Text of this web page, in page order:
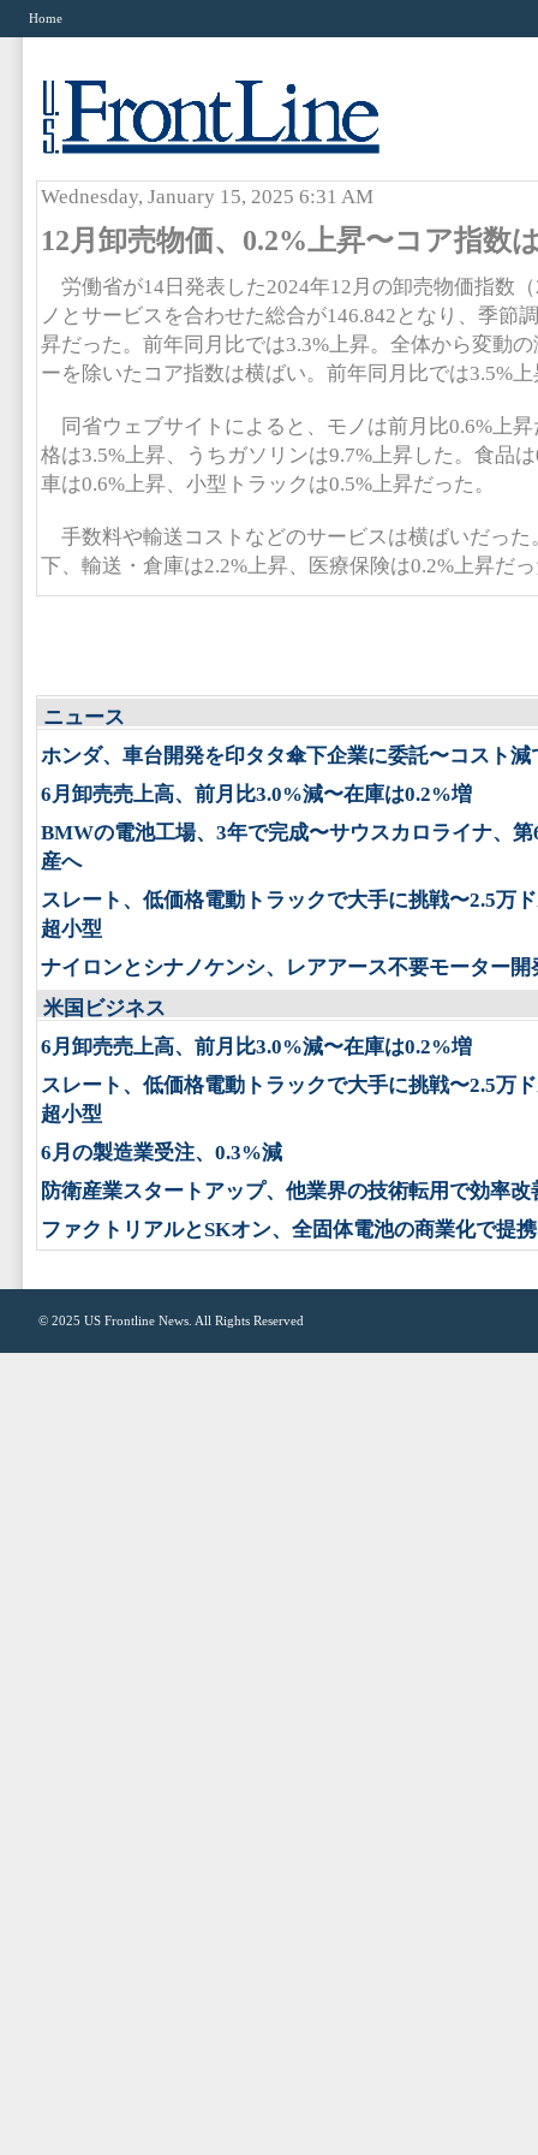
Home
Wednesday, January 15, 2025 6:31 AM
12月卸売物価、0.2%上昇〜コア指数
労働省が14日発表した2024年12月の卸売物価指数
ノとサービスを合わせた総合が146.842となり、季節
昇だった。前年同月比では3.3%上昇。全体から変動
ーを除いたコア指数は横ばい。前年同月比では3.5%
同省ウェブサイトによると、モノは前月比0.6%上
格は3.5%上昇、うちガソリンは9.7%上昇した。食品
車は0.6%上昇、小型トラックは0.5%上昇だった。
手数料や輸送コストなどのサービスは横ばいだった
下、輸送・倉庫は2.2%上昇、医療保険は0.2%上昇だ
ニュース
ホンダ、車台開発を印タタ傘下企業に委託〜コスト減
6月卸売売上高、前月比3.0%減〜在庫は0.2%増
BMWの電池工場、3年で完成〜サウスカロライナ、第
産へ
スレート、低価格電動トラックで大手に挑戦〜2.5万
超小型
ナイロンとシナノケンシ、レアアース不要モーター開
米国ビジネス
6月卸売売上高、前月比3.0%減〜在庫は0.2%増
スレート、低価格電動トラックで大手に挑戦〜2.5万
超小型
6月の製造業受注、0.3%減
防衛産業スタートアップ、他業界の技術転用で効率改
ファクトリアルとSKオン、全固体電池の商業化で提携
© 2025 US Frontline News . All Rights Reserved